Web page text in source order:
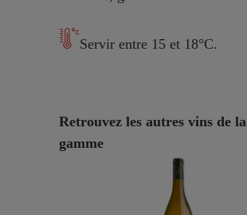
Servir entre 15 et 18°C.
Retrouvez les autres vins de la
gamme